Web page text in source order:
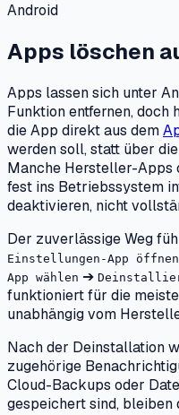
Android
Apps löschen
Apps lassen sich unter
Funktion entfernen, doch
die App direkt aus dem
werden soll, statt über
Manche Hersteller-Apps
fest ins Betriebssystem
deaktivieren, nicht
Der zuverlässige Weg
Einstellungen-App öffnen
App wählen ➔
funktioniert für die
unabhängig vom
Nach der Deinstallation
zugehörige
Cloud-Backups oder
gespeichert sind, bleiben